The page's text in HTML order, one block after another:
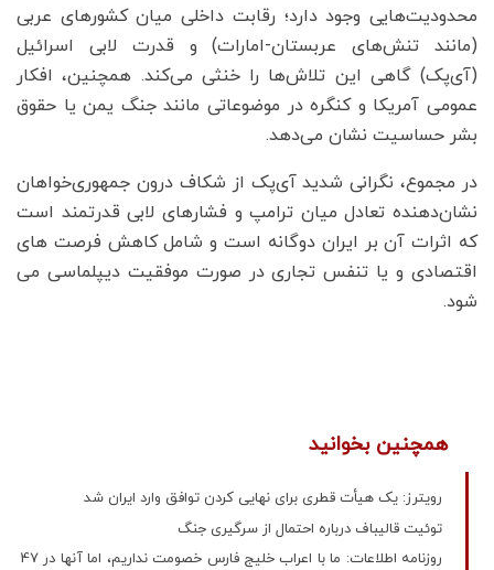
محدودیت‌هایی وجود دارد؛ رقابت داخلی میان کشورهای عربی
(مانند تنش‌های عربستان-امارات) و قدرت لابی اسرائیل
(آی‌پک) گاهی این تلاش‌ها را خنثی می‌کند. همچنین، افکار
عمومی آمریکا و کنگره در موضوعاتی مانند جنگ یمن یا حقوق
بشر حساسیت نشان می‌دهد.
در مجموع، نگرانی شدید آی‌پک از شکاف درون جمهوری‌خواهان
نشان‌دهنده تعادل میان ترامپ و فشارهای لابی قدرتمند است
که اثرات آن بر ایران دوگانه است و شامل کاهش فرصت های
اقتصادی و یا تنفس تجاری در صورت موفقیت دیپلماسی می
شود.
همچنین بخوانید
رویترز: یک هیأت قطری برای نهایی کردن توافق وارد ایران شد
توئیت قالیباف درباره احتمال از سرگیری جنگ
روزنامه اطلاعات: ما با اعراب خلیج فارس خصومت نداریم، اما آنها در 47